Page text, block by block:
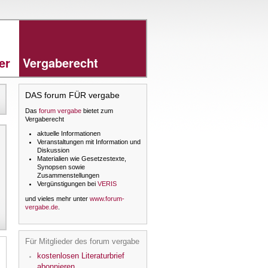
Vergaberecht
DAS forum FÜR vergabe
Das forum vergabe bietet zum
Vergaberecht
aktuelle Informationen
Veranstaltungen mit Information und
Diskussion
Materialien wie Gesetzestexte,
Synopsen sowie
Zusammenstellungen
Vergünstigungen bei VERIS
und vieles mehr unter www.forum-
vergabe.de
Für Mitglieder des forum vergabe
kostenlosen Literaturbrief